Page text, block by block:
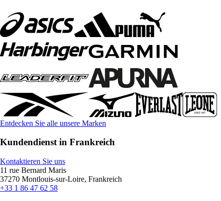
Entdecken Sie alle unsere Marken
Kundendienst in Frankreich
Kontaktieren Sie uns
11 rue Bernard Maris
37270 Montlouis-sur-Loire, Frankreich
+33 1 86 47 62 58